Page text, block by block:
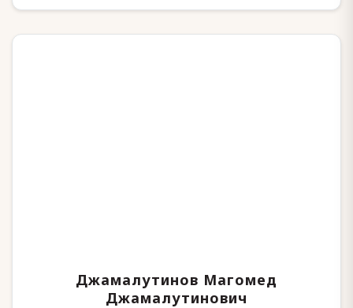
Джамалутинов Магомед
Джамалутинович